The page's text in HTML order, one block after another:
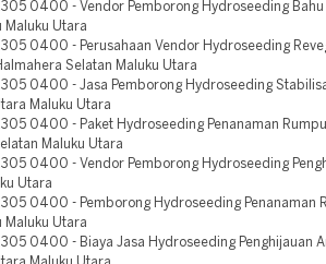
0400 - Vendor Pemborong Hydroseeding Bahu
Maluku Utara
0400 - Perusahaan Vendor Hydroseeding
Selatan Maluku Utara
0400 - Jasa Pemborong Hydroseeding
Maluku Utara
0400 - Paket Hydroseeding Penanaman
Maluku Utara
0400 - Vendor Pemborong Hydroseeding
Utara
0400 - Pemborong Hydroseeding Penanaman
Maluku Utara
0400 - Biaya Jasa Hydroseeding Penghijauan